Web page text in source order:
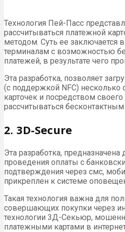
Технология Пей-Пасс
рассчитываться платежной
методом. Суть ее заключается
терминалам с возможностью
платежей, в результате чего
Эта разработка, позволяет
(с поддержкой NFC) несколько
карточек и посредством
рассчитываться
2. 3D-Secure
Эта разработка,
проведения оплаты с
подтверждения через смс,
прикреплен к системе
Такая технология важна для
совершающих покупки через
технологии 3Д-Секьюр,
платежными картами в